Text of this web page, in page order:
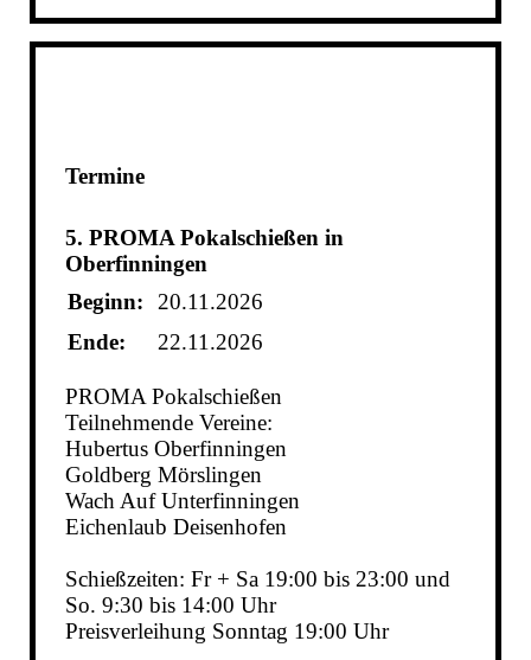
Termine
5. PROMA Pokalschießen in
Oberfinningen
Beginn:
20.11.2026
Ende:
22.11.2026
PROMA Pokalschießen
Teilnehmende Vereine:
Hubertus Oberfinningen
Goldberg Mörslingen
Wach Auf Unterfinningen
Eichenlaub Deisenhofen
Schießzeiten: Fr + Sa 19:00 bis 23:00 und
So. 9:30 bis 14:00 Uhr
Preisverleihung Sonntag 19:00 Uhr